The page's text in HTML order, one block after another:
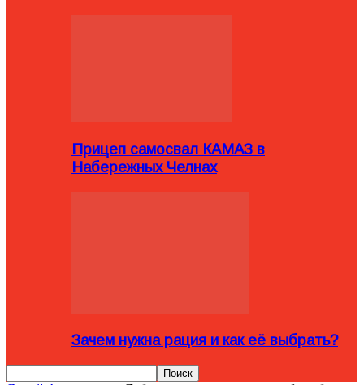
Прицеп самосвал КАМАЗ в
Набережных Челнах
Зачем нужна рация и как её выбрать?